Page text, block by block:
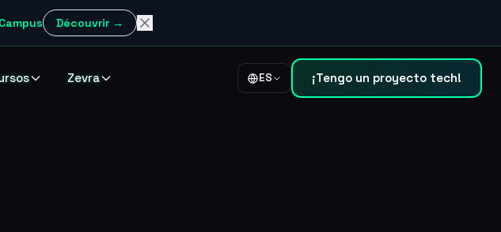
Découvrir →
Zevra ES ¡Tengo un proyecto tech!